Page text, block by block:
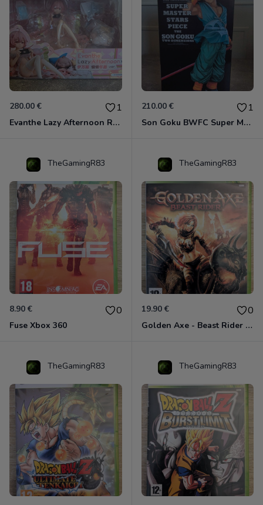
280.00 € 1
Evanthe Lazy Afternoon Red Pride of Eden
210.00 € 1
Son Goku BWFC Super Master Stars
TheGamingR83
8.90 € 0
Fuse Xbox 360
TheGamingR83
19.90 € 0
Golden Axe - Beast Rider Xbox 360
TheGamingR83 TheGamingR83